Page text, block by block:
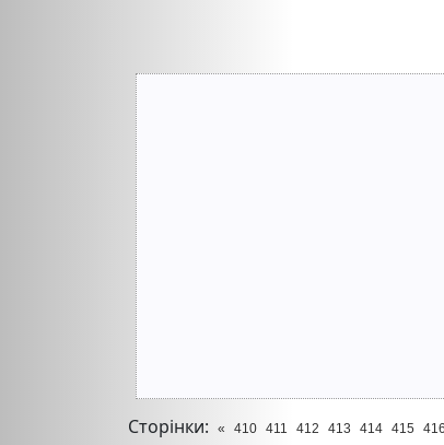
Сторінки: « 410 411 412 413 414 415 416